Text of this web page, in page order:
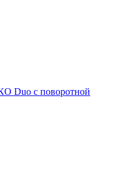
Duo с поворотной